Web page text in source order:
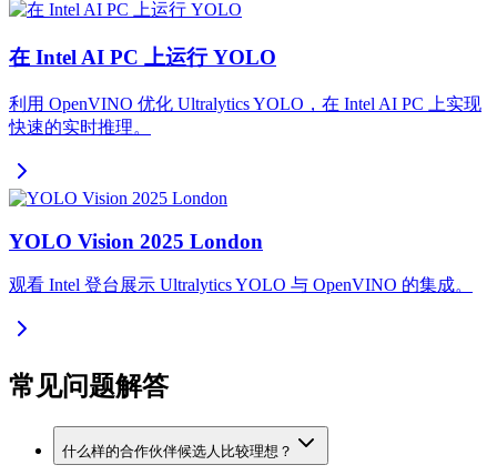
在 Intel AI PC 上运行 YOLO
利用 OpenVINO 优化 Ultralytics YOLO，在 Intel AI PC 上实现
快速的实时推理。
YOLO Vision 2025 London
观看 Intel 登台展示 Ultralytics YOLO 与 OpenVINO 的集成。
常见问题解答
什么样的合作伙伴候选人比较理想？